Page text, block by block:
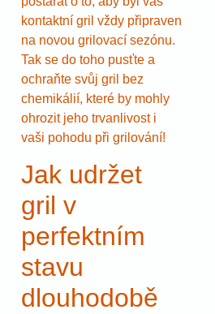
kontaktní gril vždy připraven
na novou grilovací sezónu.
Tak se do toho pusťte a
ochraňte svůj gril bez
chemikálií, které by mohly
ohrozit jeho trvanlivost i
vaši pohodu při grilování!
Jak udržet
gril v
perfektním
stavu
dlouhodobě